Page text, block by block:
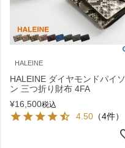
HALEINE
HALEINE ダイヤモンドパイソ
ン 三つ折り財布 4FA
¥16,500税込
4.50 （4件）